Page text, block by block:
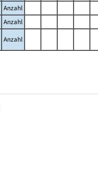
Anzahl
Anzahl
Anzahl